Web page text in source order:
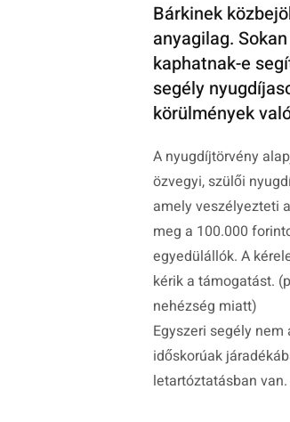
Bárkinek
anyagilag.
kaphatnak-e
segély
körülmények
A nyugdíjtörvény
özvegyi, szülői
amely veszélyezteti
meg a 100.000
egyedülállók. A
kérik a támogatást.
nehézség miatt)
Egyszeri segély
időskorúak
letartóztatásban van.